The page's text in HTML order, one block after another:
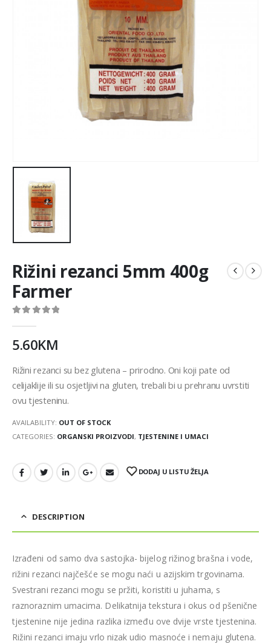
Rižini rezanci 5mm 400g
Farmer
5.60KM
Rižini rezanci su bez glutena – prirodno. Oni koji pate od
celijaklije ili su osjetljivi na gluten, trebali bi u prehranu uvrstiti
ovu tjesteninu.
AVAILABILITY: OUT OF STOCK
CATEGORIES: ORGANSKI PROIZVODI, TJESTENINE I UMACI
DODAJ U LISTU ŽELJA
DESCRIPTION
Izrađeni od samo dva sastojka- bijelog rižinog brašna i vode,
rižini rezanci najčešće se mogu naći u azijskim trgovinama.
Svestrani rezanci mogu se pržiti, koristiti u juhama, s
raznoraznim umacima. Delikatnija tekstura i okus od pšenične
tjestenine nije jedina razlika između ove dvije vrste tjestenina.
Rižini rezanci imaju vrlo nizak udio masnoće i nemaju glutena.